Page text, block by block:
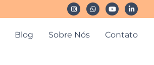
Blog Sobre Nós Contato